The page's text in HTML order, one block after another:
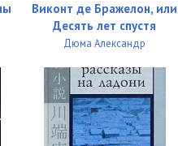
Виконт де Бражелон, или
Десять лет спустя
Дюма Александр